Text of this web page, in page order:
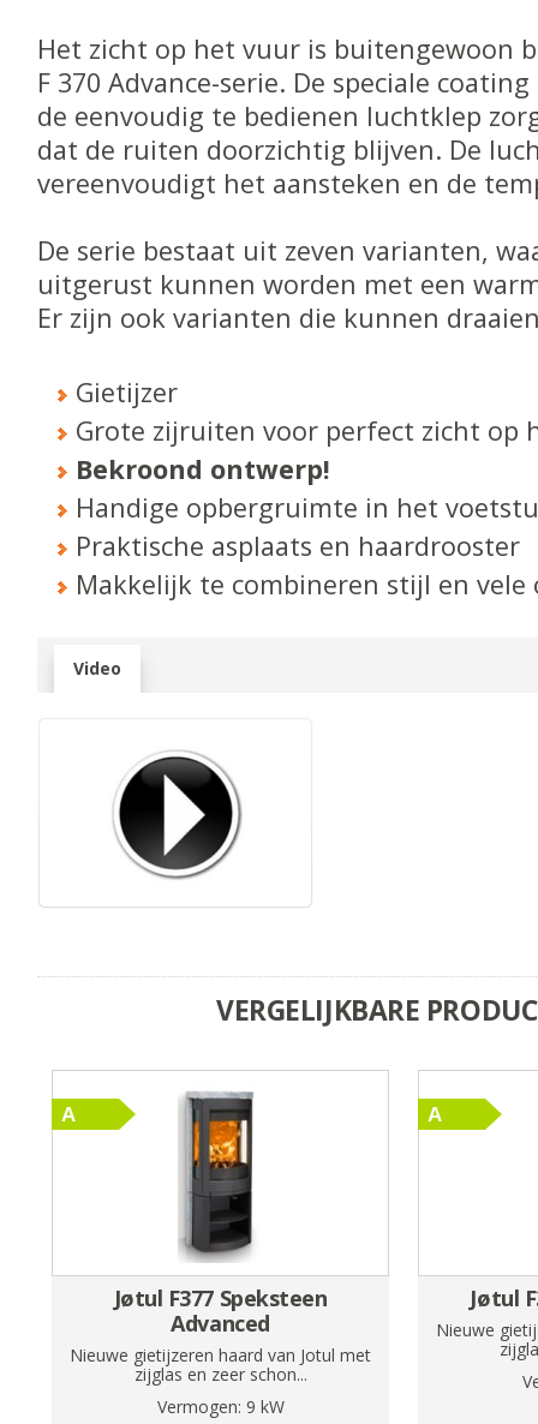
Het zicht op het vuur is buitengewoon
F 370 Advance-serie. De speciale
de eenvoudig te bedienen luchtklep
dat de ruiten doorzichtig blijven. De
vereenvoudigt het aansteken en de
De serie bestaat uit zeven varianten,
uitgerust kunnen worden met een
Er zijn ook varianten die kunnen
Gietijzer
Grote zijruiten voor perfect zicht op
Bekroond ontwerp!
Handige opbergruimte in het
Praktische asplaats en haardrooster
Makkelijk te combineren stijl en
Video
VERGELIJKBARE
Jøtul F377 Speksteen
Advanced
Nieuwe gietijzeren haard van Jotul met
zijglas en zeer schon...
Vermogen: 9 kW
Jøtul
Nieuwe